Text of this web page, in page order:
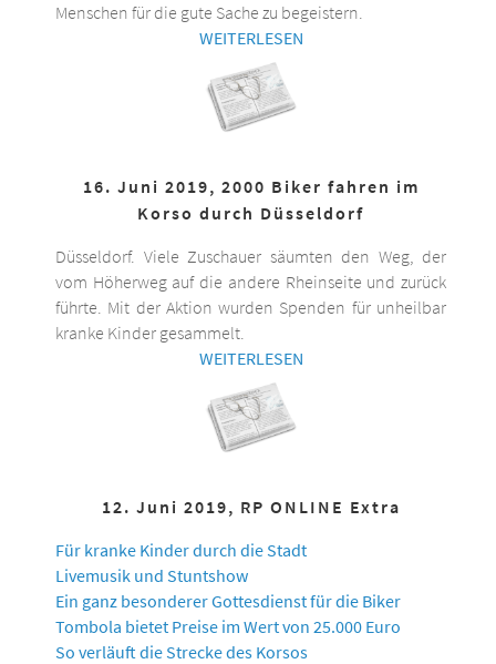
Menschen für die gute Sache zu begeistern.
WEITERLESEN
16. Juni 2019, 2000 Biker fahren im
Korso durch Düsseldorf
Düsseldorf. Viele Zuschauer säumten den Weg, der
vom Höherweg auf die andere Rheinseite und zurück
führte. Mit der Aktion wurden Spenden für unheilbar
kranke Kinder gesammelt.
WEITERLESEN
12. Juni 2019, RP ONLINE Extra
Für kranke Kinder durch die Stadt
Livemusik und Stuntshow
Ein ganz besonderer Gottesdienst für die Biker
Tombola bietet Preise im Wert von 25.000 Euro
So verläuft die Strecke des Korsos